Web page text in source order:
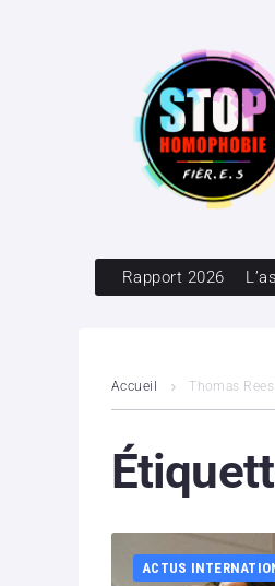
Rapport 2026
Accueil Thomas Rees
ACTUS